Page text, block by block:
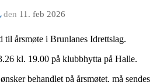
den 11. feb 2026
til årsmøte i Brunlanes Idrettslag.
kl. 19.00 på klubbhytta på Halle.
behandlet på årsmøtet, må sendes